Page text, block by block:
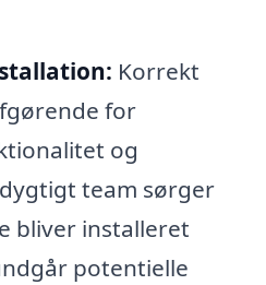
Korrekt
for
og
team sørger
bliver installeret
potentielle